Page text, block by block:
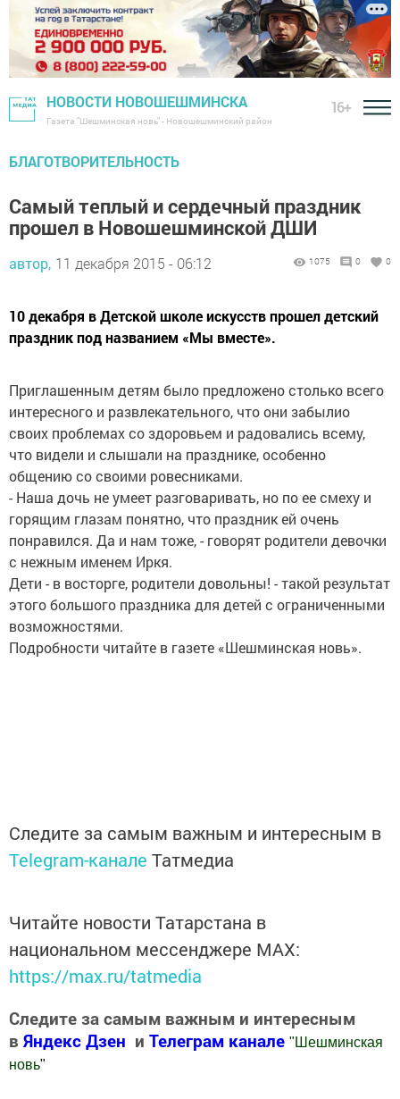
НОВОСТИ НОВОШЕШМИНСКА
Газета "Шешминская новь" - Новошешминский район
16+
БЛАГОТВОРИТЕЛЬНОСТЬ
Самый теплый и сердечный праздник
прошел в Новошешминской ДШИ
автор, 11 декабря 2015 - 06:12 1075 0 0
10 декабря в Детской школе искусств прошел детский
праздник под названием «Мы вместе».
Приглашенным детям было предложено столько всего
интересного и развлекательного, что они забылио
своих проблемах со здоровьем и радовались всему,
что видели и слышали на празднике, особенно
общению со своими ровесниками.
- Наша дочь не умеет разговаривать, но по ее смеху и
горящим глазам понятно, что праздник ей очень
понравился. Да и нам тоже, - говорят родители девочки
с нежным именем Иркя.
Дети - в восторге, родители довольны! - такой результат
этого большого праздника для детей с ограниченными
возможностями.
Подробности читайте в газете «Шешминская новь».
Следите за самым важным и интересным в
Telegram-канале Татмедиа
Читайте новости Татарстана в
национальном мессенджере MАХ:
https://max.ru/tatmedia
Следите за самым важным и интересным
в Яндекс Дзен и Телеграм канале " Шешминская
новь"